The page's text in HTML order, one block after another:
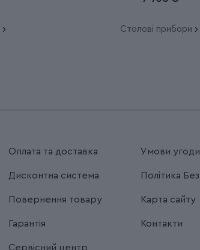
Столові прибори
Оплата та доставка
Дисконтна система
Повернення товару
Гарантія
Сервісний центр
Умови угоди
Політика
Карта сайту
Контакти